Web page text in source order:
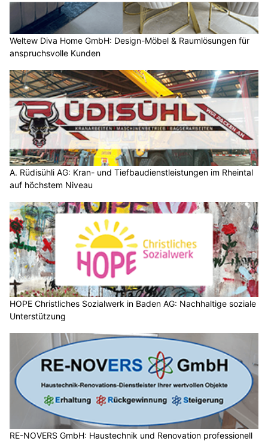
Weltew Diva Home GmbH: Design-Möbel & Raumlösungen für
anspruchsvolle Kunden
A. Rüdisühli AG: Kran- und Tiefbaudienstleistungen im Rheintal
auf höchstem Niveau
HOPE Christliches Sozialwerk in Baden AG: Nachhaltige soziale
Unterstützung
RE-NOVERS GmbH: Haustechnik und Renovation professionell